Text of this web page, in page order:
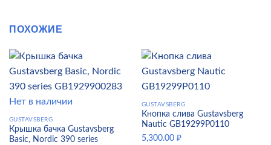
ПОХОЖИЕ
Нет в наличии
GUSTAVSBERG
Крышка бачка Gustavsberg
Basic, Nordic 390 series
GUSTAVSBERG
Кнопка слива Gustavsberg
Nautic GB19299P0110
5,300.00 ₽